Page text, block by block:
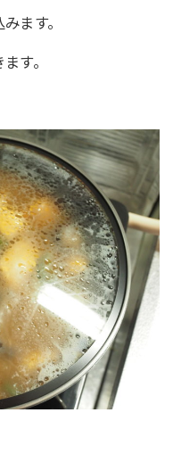
ます。
す。